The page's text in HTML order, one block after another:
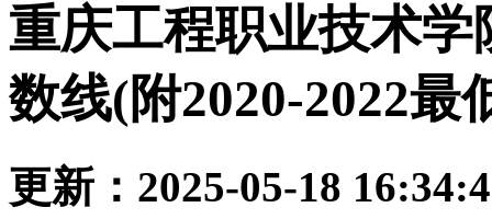
重庆工程职业技术
数线(附2020-2022最
更新：2025-05-18